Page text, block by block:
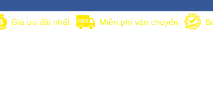
Giá ưu đãi nhất Miễn phí vận chuyển